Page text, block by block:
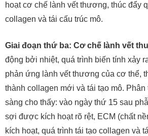
hoạt cơ chế lành vết thương, thúc đẩy
collagen và tái cấu trúc mô.
Giai đoạn thứ ba: Cơ chế lành vết
động bởi nhiệt, quá trình biến tính xảy
phản ứng lành vết thương của cơ thể,
thành collagen mới và tái tạo mô. Phân
sàng cho thấy: vào ngày thứ 15 sau
sợi được kích hoạt rõ rệt, ECM (chất
kích hoạt, quá trình tái tạo collagen và